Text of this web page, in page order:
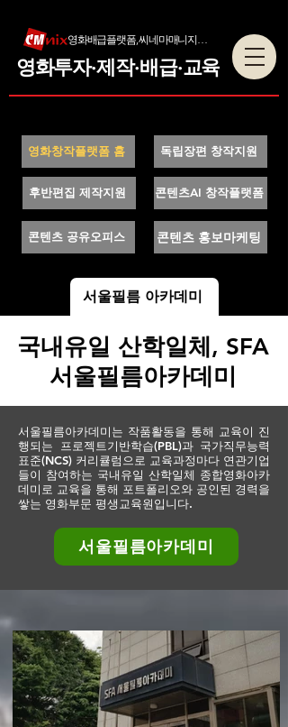
영화투자·제작·배급·교육
영화창작플랫폼 홈
후반편집 제작지원
콘텐츠 공유오피스
독립장편 창작지원
콘텐츠AI 창작플랫폼
콘텐츠 홍보마케팅
서울필름 아카데미
국내유일 산학일체, SFA
서울필름아카데미
서울필름아카데미는 작품활동을 통해 교육이 진
행되는 프로젝트기반학습(PBL)과 국가직무능력
표준(NCS) 커리큘럼으로 교육과정마다 연관기업
들이 참여하는 국내유일 산학일체 종합영화아카
데미로 교육을 통해 포트폴리오와 공인된 경력을
쌓는 영화부문 평생교육원입니다.
서울필름아카데미